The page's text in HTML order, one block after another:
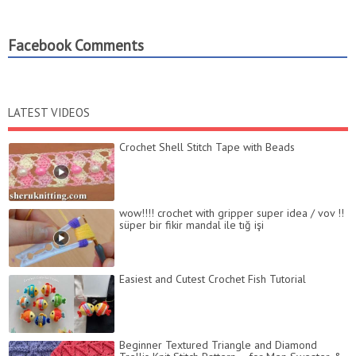
Facebook Comments
LATEST VIDEOS
Сrochet Shell Stitch Tape with Beads
wow!!!! crochet with gripper super idea / vov !!
süper bir fikir mandal ile tığ işi
Easiest and Cutest Crochet Fish Tutorial
Beginner Textured Triangle and Diamond